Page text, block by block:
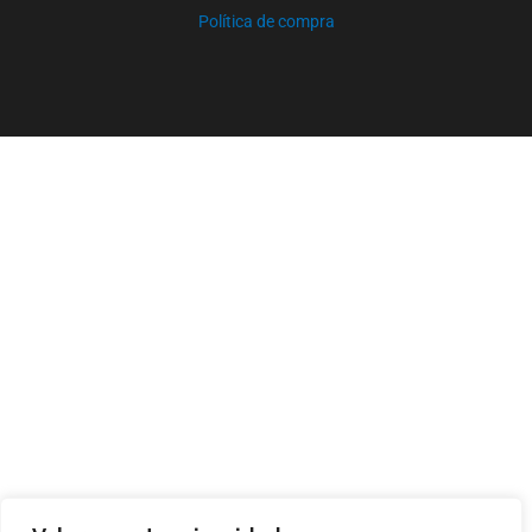
Política de compra